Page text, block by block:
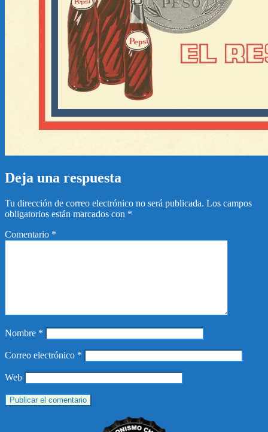
Deja una respuesta
Tu dirección de correo electrónico no será publicada. Los campos
obligatorios están marcados con *
Comentario *
Nombre *
Correo electrónico *
Web